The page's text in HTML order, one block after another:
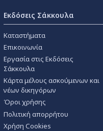
Εκδόσεις Σάκκουλα
Καταστήματα
Επικοινωνία
Εργασία στις Εκδόσεις
Σάκκουλα
Κάρτα μέλους ασκούμενων και
νέων δικηγόρων
Όροι χρήσης
Πολιτική απορρήτου
Χρήση Cookies